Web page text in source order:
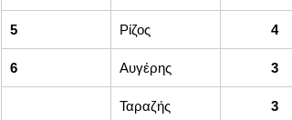
5 Ρίζος 4
6 Αυγέρης 3
Ταραζής 3